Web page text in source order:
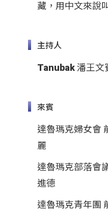
藏，用中文來說
主持人
Tanubak 潘王文
來賓
達魯瑪克婦女會
麗
達魯瑪克部落會
進德
達魯瑪克青年團